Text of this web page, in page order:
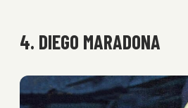
4. DIEGO MARADONA